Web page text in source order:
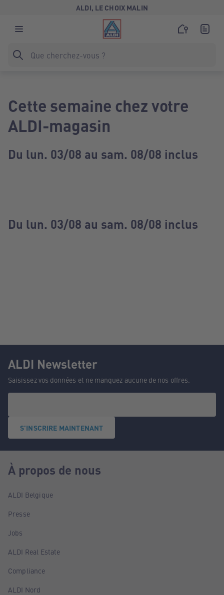
ALDI, LE CHOIX MALIN
Cette semaine chez votre
ALDI-magasin
Du lun. 03/08 au sam. 08/08 inclus
Du lun. 03/08 au sam. 08/08 inclus
ALDI Newsletter
Saisissez vos données et ne manquez aucune de nos offres.
S'INSCRIRE MAINTENANT
À propos de nous
ALDI Belgique
Presse
Jobs
ALDI Real Estate
Compliance
ALDI Nord